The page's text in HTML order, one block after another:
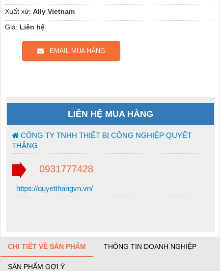
Xuất xứ: Ally Vietnam
Giá: Liên hệ
EMAIL MUA HÀNG
LIÊN HỆ MUA HÀNG
CÔNG TY TNHH THIẾT BỊ CÔNG NGHIỆP QUYẾT
THẮNG
0931777428
https://quyetthangvn.vn/
CHI TIẾT VỀ SẢN PHẨM THÔNG TIN DOANH NGHIỆP
SẢN PHẨM GỢI Ý